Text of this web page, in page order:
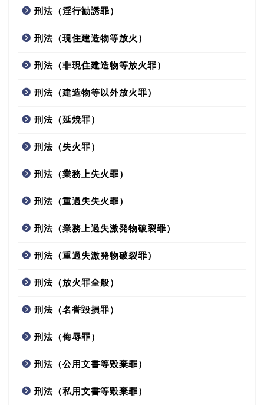
刑法（淫行勧誘罪）
刑法（現住建造物等放火）
刑法（非現住建造物等放火罪）
刑法（建造物等以外放火罪）
刑法（延焼罪）
刑法（失火罪）
刑法（業務上失火罪）
刑法（重過失失火罪）
刑法（業務上過失激発物破裂罪）
刑法（重過失激発物破裂罪）
刑法（放火罪全般）
刑法（名誉毀損罪）
刑法（侮辱罪）
刑法（公用文書等毀棄罪）
刑法（私用文書等毀棄罪）